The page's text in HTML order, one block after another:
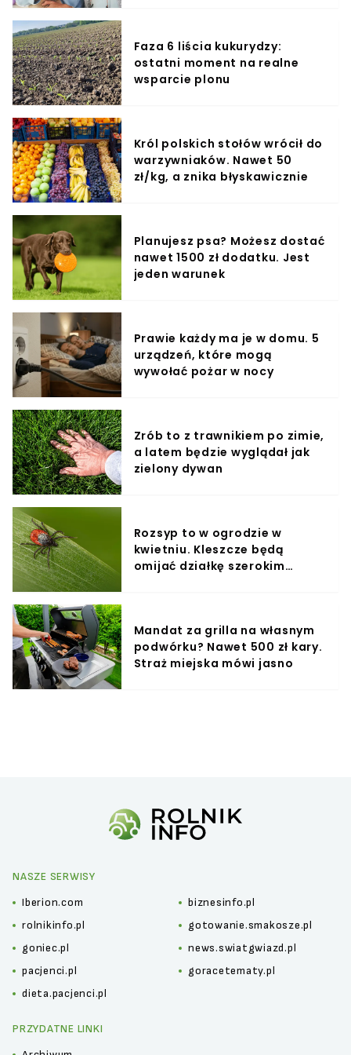
Faza 6 liścia kukurydzy:
ostatni moment na realne
wsparcie plonu
Król polskich stołów wrócił do
warzywniaków. Nawet 50
zł/kg, a znika błyskawicznie
Planujesz psa? Możesz dostać
nawet 1500 zł dodatku. Jest
jeden warunek
Prawie każdy ma je w domu. 5
urządzeń, które mogą
wywołać pożar w nocy
Zrób to z trawnikiem po zimie,
a latem będzie wyglądał jak
zielony dywan
Rozsyp to w ogrodzie w
kwietniu. Kleszcze będą
omijać działkę szerokim
Mandat za grilla na własnym
podwórku? Nawet 500 zł kary.
Straż miejska mówi jasno
NASZE SERWISY
Iberion.com
biznesinfo.pl
rolnikinfo.pl
gotowanie.smakosze.pl
goniec.pl
news.swiatgwiazd.pl
pacjenci.pl
goracetematy.pl
dieta.pacjenci.pl
PRZYDATNE LINKI